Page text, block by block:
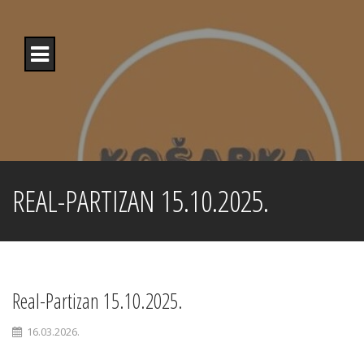
content
REAL-PARTIZAN 15.10.2025.
Real-Partizan 15.10.2025.
16.03.2026.